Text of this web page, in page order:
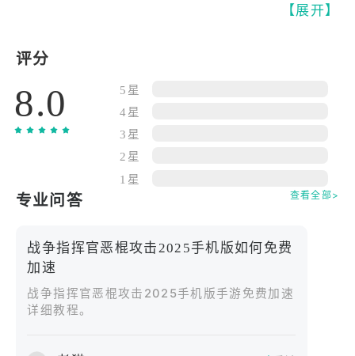
「毁灭者 X」！系列活动「恶潮侵袭」同步开启，挑
线，限时补给「战术核心补给」开放，抽取顶级战争
装备！超多全新内容等你征战！
现代战争策略大作《战争指挥官：恶棍攻击 2026 手
机版》，是知名团队继《铁血前线》后的又一匠心之
作！电影级画质呈现硝烟弥漫的战场，沉浸式剧情带
你亲历战火纷飞；直面巨型战争机甲 BOSS，感受炮
火轰鸣的震撼！超百种随机战场事件，还原瞬息万变
—— 传奇指挥官集结 任你统领 ——
作为系列最新力作，游戏首次将历代传奇指挥官汇聚
同一战场，并全面升级战斗系统，同时原创全新战争
【展开】
评分
8.0
5星
4星
3星
2星
1星
专业问答 查看全部>
战争指挥官恶棍攻击2025手机版如何免费
加速
战争指挥官恶棍攻击2025手机版手游免费加速
详细教程。